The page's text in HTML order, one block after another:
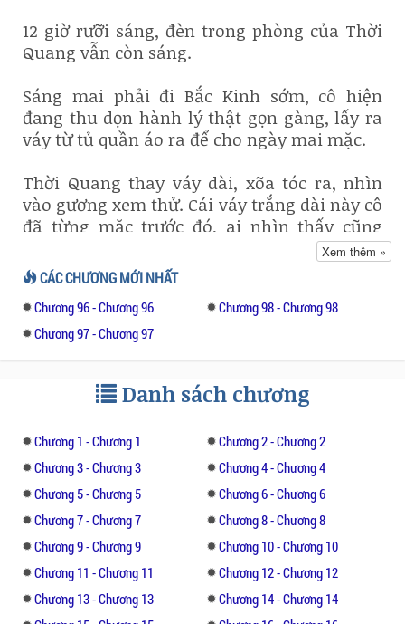
12 giờ rưỡi sáng, đèn trong phòng của Thời
Quang vẫn còn sáng.
Sáng mai phải đi Bắc Kinh sớm, cô hiện
đang thu dọn hành lý thật gọn gàng, lấy ra
váy từ tủ quần áo ra để cho ngày mai mặc.
Thời Quang thay váy dài, xõa tóc ra, nhìn
vào gương xem thử. Cái váy trắng dài này cô
đã từng mặc trước đó, ai nhìn thấy cũng
Đang muốn thay váy đi ngủ, đột nhiên ấn
đường cô nhíu lại nhìn chằm chằm tại làn
váy, ở chỗ đó, không biết khi nào đã bị rách
Cảm xúc tựa như đang trong ngày đông, bị
Cô kéo làn váy lên nhìn kĩ lại, thay váy ra,
chuẩn bị đi tìm kim chỉ để vá lại cái lỗ nhỏ
này.
Lại không nghĩ tới đèn phòng khách vẫn còn
sáng, Thời Quang quay đầu qua đó xem thử,
ba đã trở lại, quân trang vẫn còn chưa thay,
trên mặt khó nén được nét phong trần mệt
Xem thêm »
CÁC CHƯƠNG MỚI NHẤT
Chương 96 - Chương 96
Chương 98 - Chương 98
Chương 97 - Chương 97
Danh sách chương
Chương 1 - Chương 1
Chương 2 - Chương 2
Chương 3 - Chương 3
Chương 4 - Chương 4
Chương 5 - Chương 5
Chương 6 - Chương 6
Chương 7 - Chương 7
Chương 8 - Chương 8
Chương 9 - Chương 9
Chương 10 - Chương 10
Chương 11 - Chương 11
Chương 12 - Chương 12
Chương 13 - Chương 13
Chương 14 - Chương 14